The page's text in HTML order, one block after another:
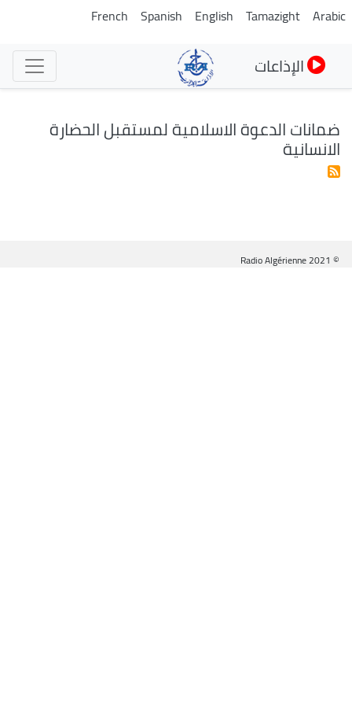
تجاوز
Arabic
Tamazight
English
Spanish
French
الإذاعات
ضمانات الدعوة الاسلامية لمستقبل الحضارة
الانسانية
© Radio Algérienne 2021